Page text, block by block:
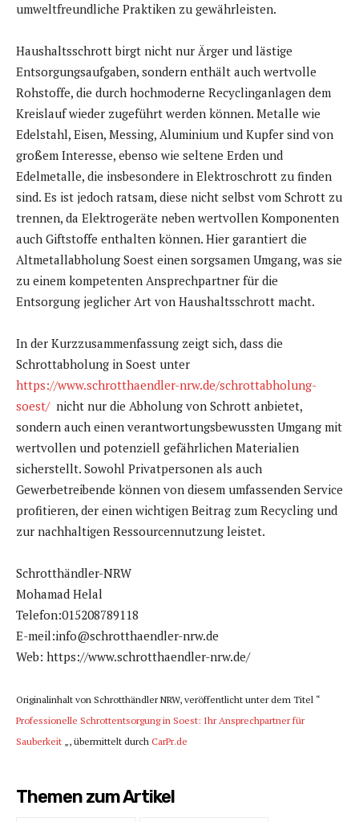
umweltfreundliche Praktiken zu gewährleisten.
Haushaltsschrott birgt nicht nur Ärger und lästige
Entsorgungsaufgaben, sondern enthält auch wertvolle
Rohstoffe, die durch hochmoderne Recyclinganlagen dem
Kreislauf wieder zugeführt werden können. Metalle wie
Edelstahl, Eisen, Messing, Aluminium und Kupfer sind von
großem Interesse, ebenso wie seltene Erden und
Edelmetalle, die insbesondere in Elektroschrott zu finden
sind. Es ist jedoch ratsam, diese nicht selbst vom Schrott zu
trennen, da Elektrogeräte neben wertvollen Komponenten
auch Giftstoffe enthalten können. Hier garantiert die
Altmetallabholung Soest einen sorgsamen Umgang, was sie
zu einem kompetenten Ansprechpartner für die
Entsorgung jeglicher Art von Haushaltsschrott macht.
In der Kurzzusammenfassung zeigt sich, dass die
Schrottabholung in Soest unter
https://www.schrotthaendler-nrw.de/schrottabholung-
soest/nicht nur die Abholung von Schrott anbietet,
sondern auch einen verantwortungsbewussten Umgang mit
wertvollen und potenziell gefährlichen Materialien
sicherstellt. Sowohl Privatpersonen als auch
Gewerbetreibende können von diesem umfassenden Service
profitieren, der einen wichtigen Beitrag zum Recycling und
zur nachhaltigen Ressourcennutzung leistet.
Schrotthändler-NRW
Mohamad Helal
Telefon:015208789118
E-meil:info@schrotthaendler-nrw.de
Web: https://www.schrotthaendler-nrw.de/
Originalinhalt von Schrotthändler NRW, veröffentlicht unter dem Titel “
Professionelle Schrottentsorgung in Soest: Ihr Ansprechpartner für
Sauberkeit „, übermittelt durch CarPr.de
Themen zum Artikel